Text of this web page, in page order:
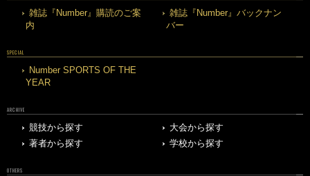
雑誌『Number』購読のご案
内
雑誌『Number』バックナン
バー
SPECIAL
Number SPORTS OF THE
YEAR
ARCHIVE
競技から探す
大会から探す
著者から探す
学校から探す
OTHERS